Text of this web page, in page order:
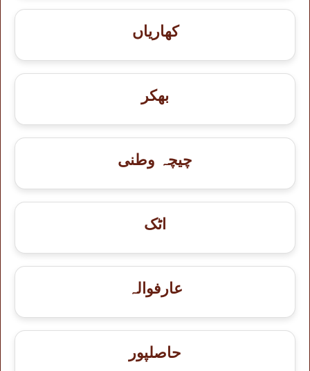
کھاریاں
بھکر
چیچہ وطنی
اٹک
عارفوالہ
حاصلپور